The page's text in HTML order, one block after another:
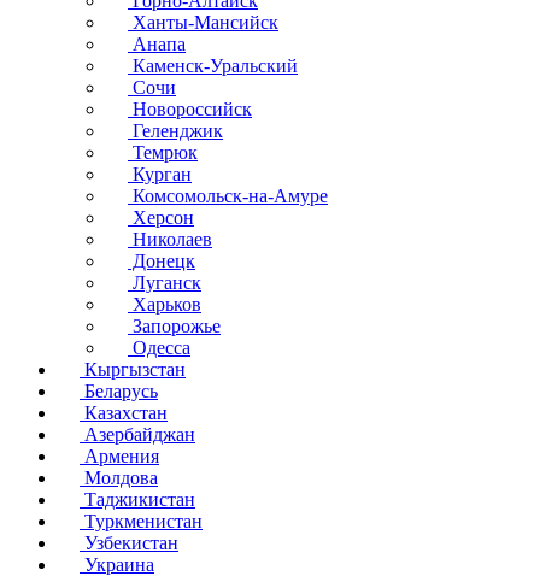
Ханты-Мансийск
Анапа
Каменск-Уральский
Сочи
Новороссийск
Геленджик
Темрюк
Курган
Комсомольск-на-Амуре
Херсон
Николаев
Донецк
Луганск
Харьков
Запорожье
Одесса
Кыргызстан
Беларусь
Казахстан
Азербайджан
Армения
Молдова
Таджикистан
Туркменистан
Узбекистан
Украина